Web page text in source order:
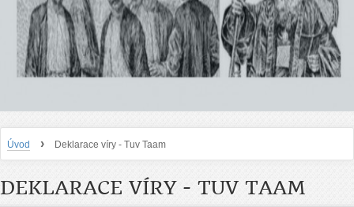
Úvod › Deklarace víry - Tuv Taam
DEKLARACE VÍRY - TUV TAAM